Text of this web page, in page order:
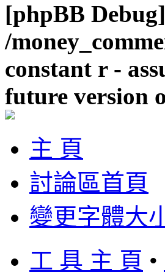
[phpBB
/
constant r -
future version
主 頁
討論區首頁
變更字體大
工 具 主 頁 •